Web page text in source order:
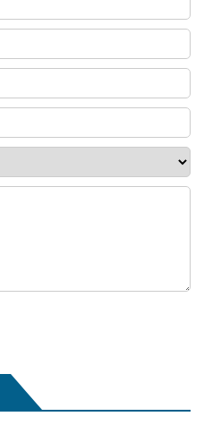
thải là hệ thống tích hợp
nghệ xử lý nước thải
nghệ xử lý nước thải, bể lắng